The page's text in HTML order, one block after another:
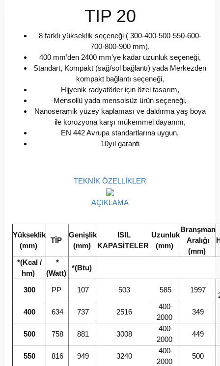
TIP 20
8 farklı yükseklik seçeneği ( 300-400-500-550-600-
700-800-900 mm),
400 mm’den 2400 mm’ye kadar uzunluk seçeneği,
Standart, Kompakt (sağ/sol bağlantı) yada Merkezden
kompakt bağlantı seçeneği,
Hijyenik radyatörler için özel tasarım,
Mensollü yada mensolsüz ürün seçeneği,
Nanoseramik yüzey kaplaması ve daldırma yaş boya
ile korozyona karşı mükemmel dayanım,
EN 442 Avrupa standartlarına uygun,
10yıl garanti
TEKNİK ÖZELLİKLER
AÇIKLAMA
Yükseklik
(mm)
TİP
Genişlik
(mm)
ISIL
KAPASİTELER
Uzunluk
(mm)
Branşman
Aralığı
(mm)
*(Kcal /
hm)
*
(Watt)
*(Btu)
300 PP 107 503 585 1997
400
634 737 2516
400-
2000
349
500 758 881 3008
400-
2000
449
550 816 949 3240
400-
2000
500